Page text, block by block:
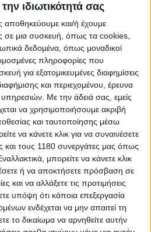
ιδιωτικότητά σας
αποθηκεύουμε και/ή έχουμε
μια συσκευή, όπως τα cookies,
δεδομένα, όπως μοναδικοί
πληροφορίες που
για εξατομικευμένες διαφημίσεις
και περιεχομένου, έρευνα
Με την άδειά σας, εμείς
να χρησιμοποιήσουμε ακριβή
και ταυτοποίησης μέσω
να κάνετε κλικ για να συναινέσετε
και τους 1180 συνεργάτες μας όπως
μπορείτε να κάνετε κλικ
ή να αποκτήσετε πρόσβαση σε
και να αλλάξετε τις προτιμήσεις
υπόψη ότι κάποια επεξεργασία
ενδέχεται να μην απαιτεί τη
το δικαίωμα να αρνηθείτε αυτήν
αλλαγή θα είναι ο
Moto3 σε ένα μόνο
από το 2028, ξεπερνώντας
παρουσία Honda–KTM. Πέρα
ΚΤΜ - Honda, ενδιαφέρον
και άλλοι κατασκευαστές
μεταξύ των οποίων η